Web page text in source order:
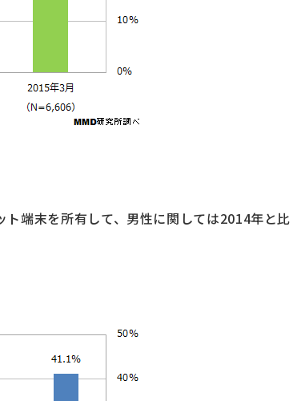
端末を所有して、男性に関しては2014年と比